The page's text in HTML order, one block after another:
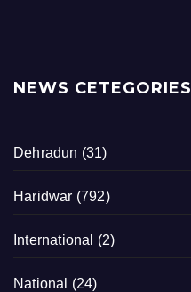
NEWS CETEGORIES
Dehradun (31)
Haridwar (792)
International (2)
National (24)